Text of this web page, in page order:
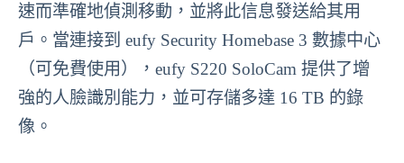
速而準確地偵測移動，並將此信息發送給其用
戶。當連接到 eufy Security Homebase 3 數據中心
（可免費使用），eufy S220 SoloCam 提供了增
強的人臉識別能力，並可存儲多達 16 TB 的錄
像。